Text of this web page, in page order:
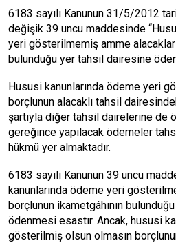
6183 sayılı Kanunun 31/5/2012
değişik 39 uncu maddesinde
yeri gösterilmemiş amme
bulunduğu yer tahsil dairesine
Hususi kanunlarında ödeme yeri
borçlunun alacaklı tahsil
şartıyla diğer tahsil dairelerine de
gereğince yapılacak ödemeler
hükmü yer almaktadır.
6183 sayılı Kanunun 39 uncu
kanunlarında ödeme yeri
borçlunun ikametgâhının
ödenmesi esastır. Ancak, hususi
gösterilmiş olsun olmasın